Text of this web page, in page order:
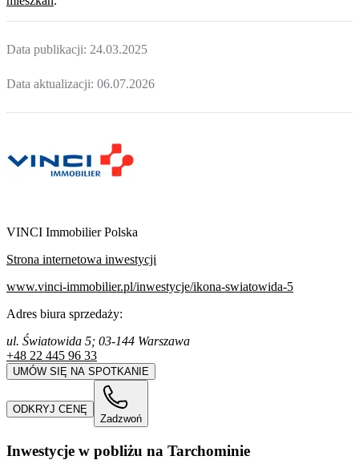
Data publikacji: 24.03.2025
Data aktualizacji: 06.07.2026
VINCI Immobilier Polska
Strona internetowa inwestycji
www.vinci-immobilier.pl/inwestycje/ikona-swiatowida-5
Adres biura sprzedaży:
ul. Światowida 5; 03-144 Warszawa
+48 22 445 96 33
UMÓW SIĘ NA SPOTKANIE
ODKRYJ CENĘ
Zadzwoń
Inwestycje w pobliżu na Tarchominie